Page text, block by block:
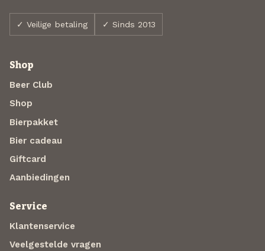
✓ Veilige betaling ✓ Sinds 2013
Shop
Beer Club
Shop
Bierpakket
Bier cadeau
Giftcard
Aanbiedingen
Service
Klantenservice
Veelgestelde vragen